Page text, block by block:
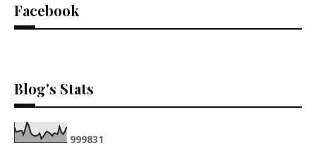
Facebook
Blog's Stats
999831